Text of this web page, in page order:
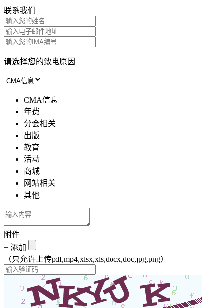
联系我们
请选择您的致电原因
CMA信息
年费
分会相关
出版
教育
活动
商城
网站相关
其他
附件
+ 添加
（只允许上传pdf,mp4,xlsx,xls,docx,doc,jpg,png）